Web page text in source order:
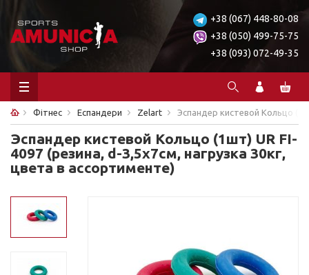
+38 (067) 448-80-08
+38 (050) 499-75-75
+38 (093) 072-49-35
Фітнес Еспандери Zelart Эспандер кистевой Кольцо
Эспандер кистевой Кольцо (1шт) UR FI-
4097 (резина, d-3,5x7см, нагрузка 30кг,
цвета в ассортименте)